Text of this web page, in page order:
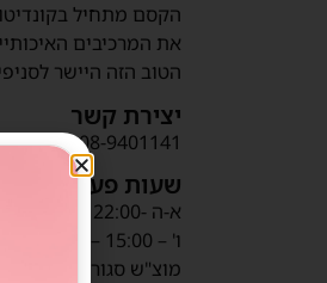
הקסם מתחיל
את המרכיבים
הטוב הזה היישר
יצירת קשר
08-9401141‬
שעות פעילות
א-ה -22:00 – 07:00
ו' – 15:00 – 07:00
מוצ"ש סגור